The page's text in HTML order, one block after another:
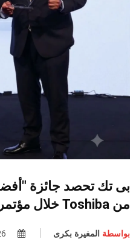
بى تك تحصد جائزة
من Toshiba خلال مؤتمرها الإقليمي
بواسطة المغيرة بكرى